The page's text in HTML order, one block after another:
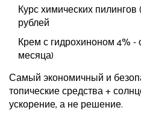
Курс химических
рублей
Крем с гидрохиноном 4% -
месяца)
Самый экономичный и
топические средства +
ускорение, а не решение.